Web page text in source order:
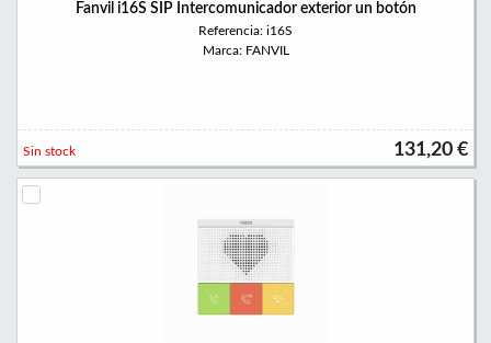
Fanvil i16S SIP Intercomunicador exterior un botón
Referencia: i16S
Marca: FANVIL
131,20 €
Sin stock